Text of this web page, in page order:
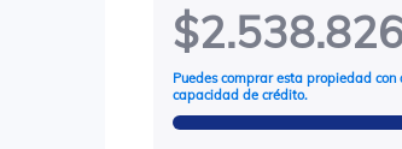
Puedes comprar esta propiedad
capacidad de crédito.